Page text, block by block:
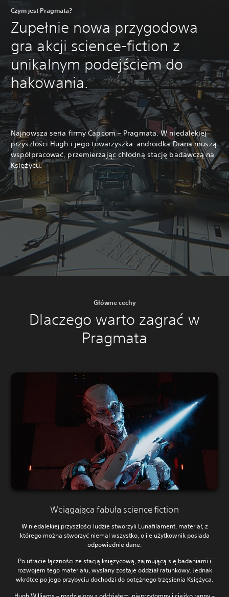
Czym jest Pragmata?
Zupełnie nowa przygodowa
gra akcji science-fiction z
unikalnym podejściem do
hakowania.
Najnowsza seria firmy Capcom – Pragmata. W niedalekiej
przyszłości Hugh i jego towarzyszka-androidka Diana muszą
współpracować, przemierzając chłodną stację badawczą na
Księżycu.
Główne cechy
Dlaczego warto zagrać w
Pragmata
Wciągająca fabuła science fiction
W niedalekiej przyszłości ludzie stworzyli Lunafilament, materiał, z
którego można stworzyć niemal wszystko, o ile użytkownik posiada
odpowiednie dane.
Po utracie łączności ze stacją księżycową, zajmującą się badaniami i
rozwojem tego materiału, wysłany zostaje oddział ratunkowy. Jednak
wkrótce po jego przybyciu dochodzi do potężnego trzęsienia Księżyca.